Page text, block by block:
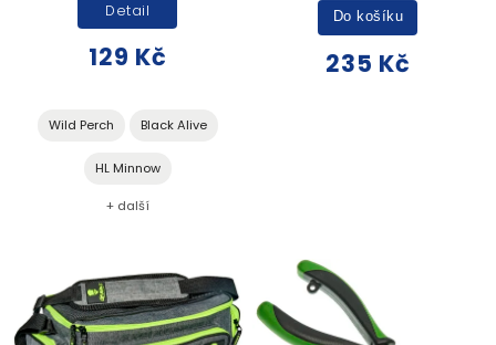
129 Kč
Detail
Wild Perch Black Alive
HL Minnow
+ další
235 Kč
Do košíku